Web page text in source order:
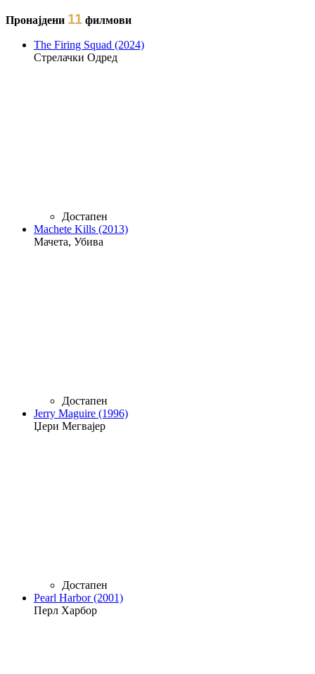
Пронајдени 11 филмови
The Firing Squad (2024)
Стрелачки Одред
Достапен
Machete Kills (2013)
Мачета, Убива
Достапен
Jerry Maguire (1996)
Џери Мегвајер
Достапен
Pearl Harbor (2001)
Перл Харбор